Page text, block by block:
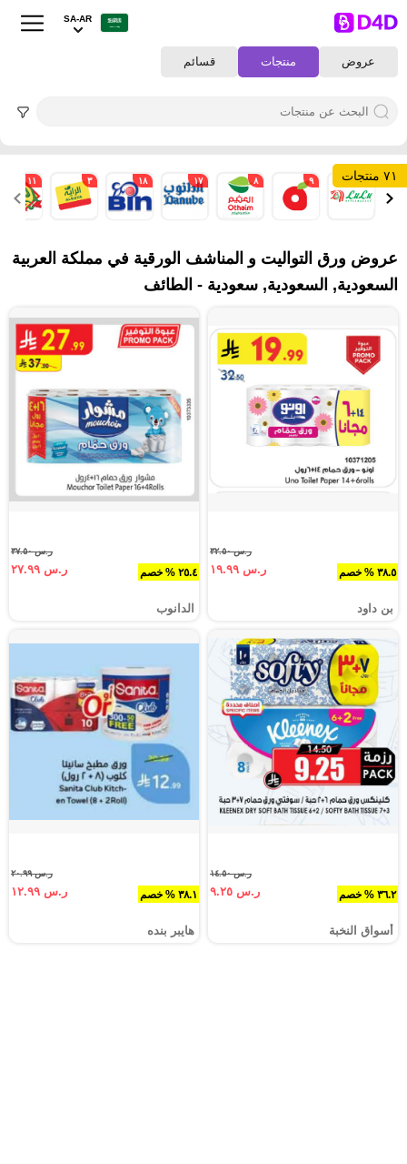
عروض منتجات قسائم
SA-AR
٧١ منتجات ١ ٩ ٨ ١٧ ١٨ ٣ ١١
عروض ورق التواليت و المناشف الورقية في مملكة العربية
السعودية, السعودية, سعودية - الطائف
٣٨.٥ % خصم
ر.س ٣٢.٥٠
ر.س ١٩.٩٩
بن داود
٢٥.٤ % خصم
ر.س ٣٧.٥٠
ر.س ٢٧.٩٩
الدانوب
٣٦.٢ % خصم
ر.س ١٤.٥٠
ر.س ٩.٢٥
أسواق النخبة
٣٨.١ % خصم
ر.س ٢٠.٩٩
ر.س ١٢.٩٩
هايبر بنده